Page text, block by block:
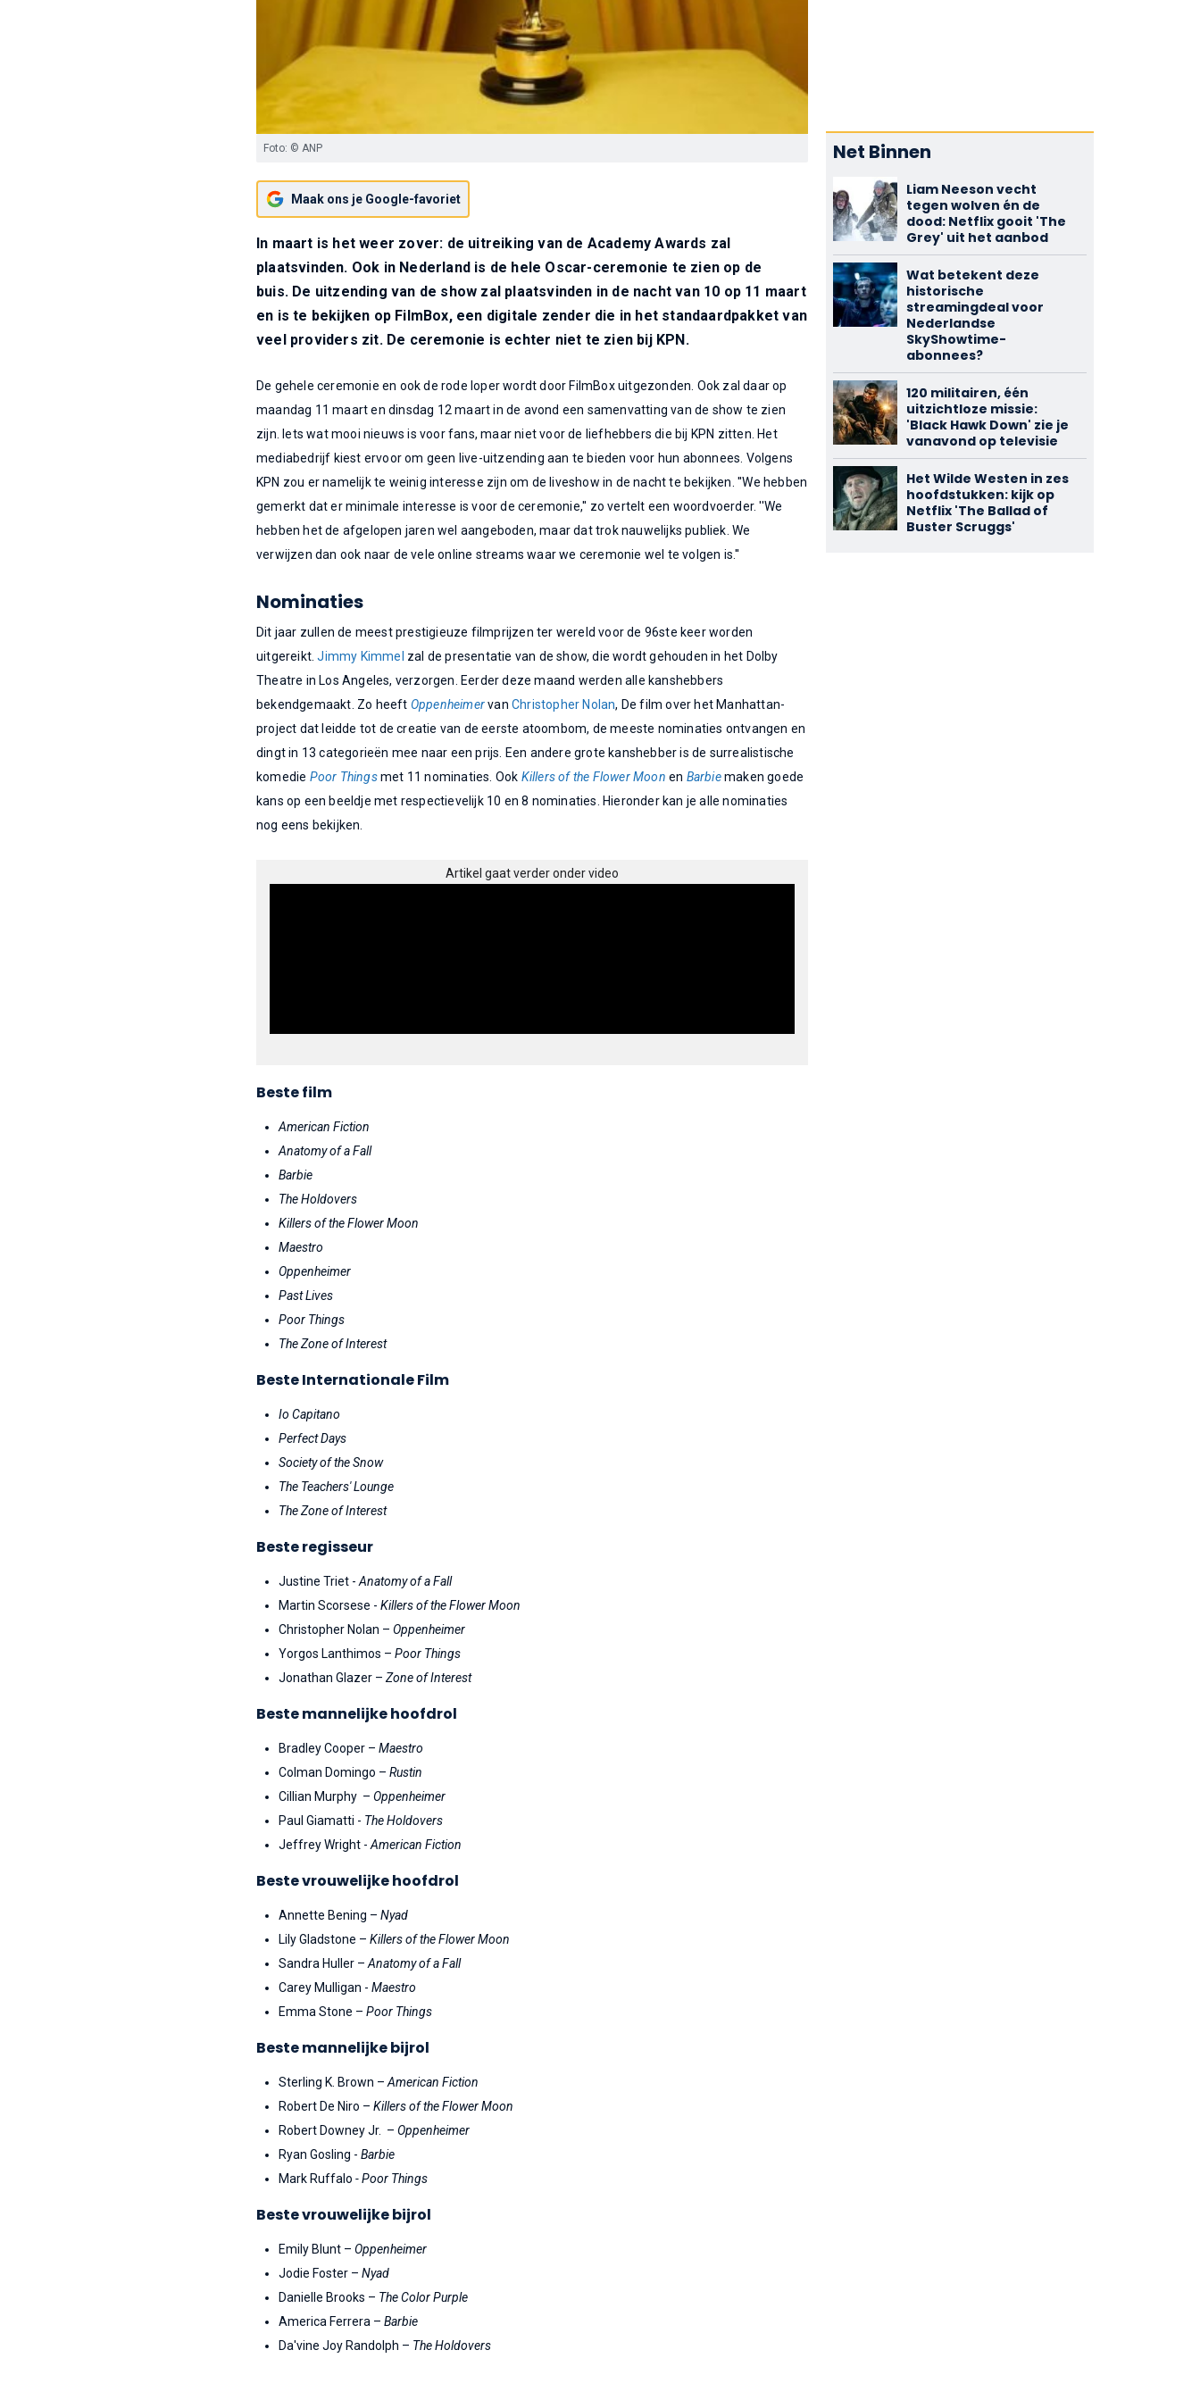
Foto: © ANP
Maak ons je Google-favoriet
In maart is het weer zover: de uitreiking van de Academy Awards zal
plaatsvinden. Ook in Nederland is de hele Oscar-ceremonie te zien op de
buis. De uitzending van de show zal plaatsvinden in de nacht van 10 op 11 maart
en is te bekijken op FilmBox, een digitale zender die in het standaardpakket van
veel providers zit. De ceremonie is echter niet te zien bij KPN.
De gehele ceremonie en ook de rode loper wordt door FilmBox uitgezonden. Ook zal daar op
maandag 11 maart en dinsdag 12 maart in de avond een samenvatting van de show te zien
zijn. Iets wat mooi nieuws is voor fans, maar niet voor de liefhebbers die bij KPN zitten. Het
mediabedrijf kiest ervoor om geen live-uitzending aan te bieden voor hun abonnees. Volgens
KPN zou er namelijk te weinig interesse zijn om de liveshow in de nacht te bekijken. ''We hebben
gemerkt dat er minimale interesse is voor de ceremonie,'' zo vertelt een woordvoerder. ''We
hebben het de afgelopen jaren wel aangeboden, maar dat trok nauwelijks publiek. We
verwijzen dan ook naar de vele online streams waar we ceremonie wel te volgen is.''
Nominaties
Dit jaar zullen de meest prestigieuze filmprijzen ter wereld voor de 96ste keer worden
uitgereikt.Jimmy Kimmel zal de presentatie van de show, die wordt gehouden in het Dolby
Theatre in Los Angeles, verzorgen. Eerder deze maand werden alle kanshebbers
bekendgemaakt. Zo heeft OppenheimervanChristopher Nolan, De film over het Manhattan-
project dat leidde tot de creatie van de eerste atoombom, de meeste nominaties ontvangen en
dingt in 13 categorieën mee naar een prijs. Een andere grote kanshebber is de surrealistische
komedie Poor Thingsmet 11 nominaties. Ook Killers of the Flower Moon en Barbiemaken goede
kans op een beeldje met respectievelijk 10 en 8 nominaties. Hieronder kan je alle nominaties
nog eens bekijken.
Artikel gaat verder onder video
Beste film
American Fiction
Anatomy of a Fall
Barbie
The Holdovers
Killers of the Flower Moon
Maestro
Oppenheimer
Past Lives
Poor Things
The Zone of Interest
Beste Internationale Film
Io Capitano
Perfect Days
Society of the Snow
The Teachers' Lounge
The Zone of Interest
Beste regisseur
Justine Triet - Anatomy of a Fall
Martin Scorsese - Killers of the Flower Moon
Christopher Nolan – Oppenheimer
Yorgos Lanthimos – Poor Things
Jonathan Glazer – Zone of Interest
Beste mannelijke hoofdrol
Bradley Cooper – Maestro
Colman Domingo – Rustin
Cillian Murphy – Oppenheimer
Paul Giamatti - The Holdovers
Jeffrey Wright - American Fiction
Beste vrouwelijke hoofdrol
Annette Bening – Nyad
Lily Gladstone – Killers of the Flower Moon
Sandra Huller – Anatomy of a Fall
Carey Mulligan - Maestro
Emma Stone – Poor Things
Beste mannelijke bijrol
Sterling K. Brown – American Fiction
Robert De Niro – Killers of the Flower Moon
Robert Downey Jr. – Oppenheimer
Ryan Gosling - Barbie
Mark Ruffalo - Poor Things
Beste vrouwelijke bijrol
Emily Blunt – Oppenheimer
Jodie Foster – Nyad
Danielle Brooks – The Color Purple
America Ferrera – Barbie
Da'vine Joy Randolph – The Holdovers
Net Binnen
Liam Neeson vecht
tegen wolven én de
dood: Netflix gooit 'The
Grey' uit het aanbod
Wat betekent deze
historische
streamingdeal voor
Nederlandse
SkyShowtime-
abonnees?
120 militairen, één
uitzichtloze missie:
'Black Hawk Down' zie je
vanavond op televisie
Het Wilde Westen in zes
hoofdstukken: kijk op
Netflix 'The Ballad of
Buster Scruggs'